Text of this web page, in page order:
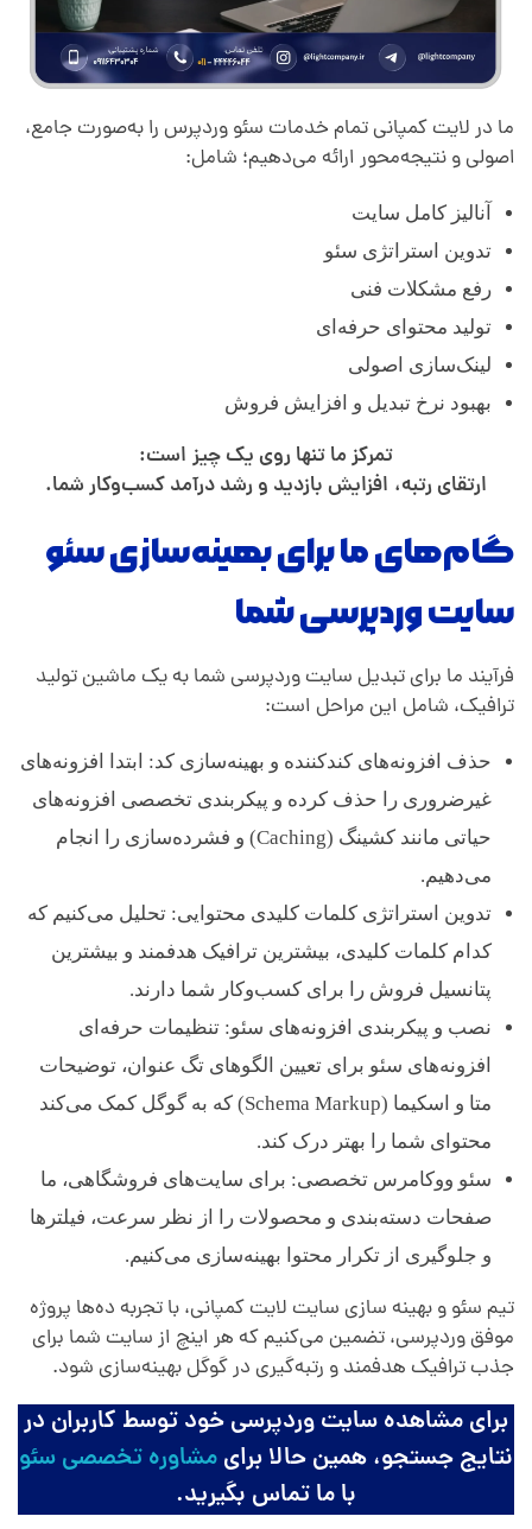
ما در لایت کمپانی تمام خدمات سئو وردپرس را به‌صورت جامع،
اصولی و نتیجه‌محور ارائه می‌دهیم؛ شامل:
آنالیز کامل سایت
تدوین استراتژی سئو
رفع مشکلات فنی
تولید محتوای حرفه‌ای
لینک‌سازی اصولی
بهبود نرخ تبدیل و افزایش فروش
تمرکز ما تنها روی یک چیز است:
ارتقای رتبه، افزایش بازدید و رشد درآمد کسب‌وکار شما.
گام‌های ما برای بهینه‌سازی سئو
سایت وردپرسی شما
فرآیند ما برای تبدیل سایت وردپرسی شما به یک ماشین تولید
ترافیک، شامل این مراحل است:
حذف افزونه‌های کندکننده و بهینه‌سازی کد: ابتدا افزونه‌های
غیرضروری را حذف کرده و پیکربندی تخصصی افزونه‌های
حیاتی مانند کشینگ (Caching) و فشرده‌سازی را انجام
می‌دهیم.
تدوین استراتژی کلمات کلیدی محتوایی: تحلیل می‌کنیم که
کدام کلمات کلیدی، بیشترین ترافیک هدفمند و بیشترین
پتانسیل فروش را برای کسب‌وکار شما دارند.
نصب و پیکربندی افزونه‌های سئو: تنظیمات حرفه‌ای
افزونه‌های سئو برای تعیین الگوهای تگ عنوان، توضیحات
متا و اسکیما (Schema Markup) که به گوگل کمک می‌کند
محتوای شما را بهتر درک کند.
سئو ووکامرس تخصصی: برای سایت‌های فروشگاهی، ما
صفحات دسته‌بندی و محصولات را از نظر سرعت، فیلترها
و جلوگیری از تکرار محتوا بهینه‌سازی می‌کنیم.
تیم سئو و بهینه سازی سایت لایت کمپانی، با تجربه ده‌ها پروژه
موفق وردپرسی، تضمین می‌کنیم که هر اینچ از سایت شما برای
جذب ترافیک هدفمند و رتبه‌گیری در گوگل بهینه‌سازی شود.
برای مشاهده سایت وردپرسی خود توسط کاربران در
نتایج جستجو، همین حالا برایمشاوره تخصصی سئو
با ما تماس بگیرید.